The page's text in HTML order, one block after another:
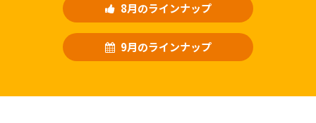
8月のラインナップ
9月のラインナップ